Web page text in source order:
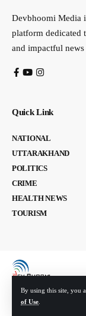
By using this site, you
of Use
Devbhoomi Media
platform dedicated
and impactful
Quick Link
NATIONAL
UTTARAKHAND
POLITICS
CRIME
HEALTH NEWS
TOURISM
© Devbhoomi